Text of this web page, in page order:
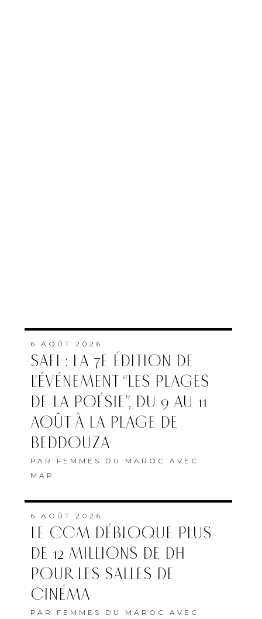
6 AOÛT 2026
SAFI : LA 7E ÉDITION DE
L’ÉVÉNEMENT “LES PLAGES
DE LA POÉSIE”, DU 9 AU 11
AOÛT À LA PLAGE DE
BEDDOUZA
PAR FEMMES DU MAROC AVEC
MAP
6 AOÛT 2026
LE CCM DÉBLOQUE PLUS
DE 12 MILLIONS DE DH
POUR LES SALLES DE
CINÉMA
PAR FEMMES DU MAROC AVEC